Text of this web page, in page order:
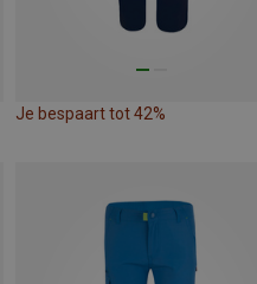
Je bespaart tot 42%